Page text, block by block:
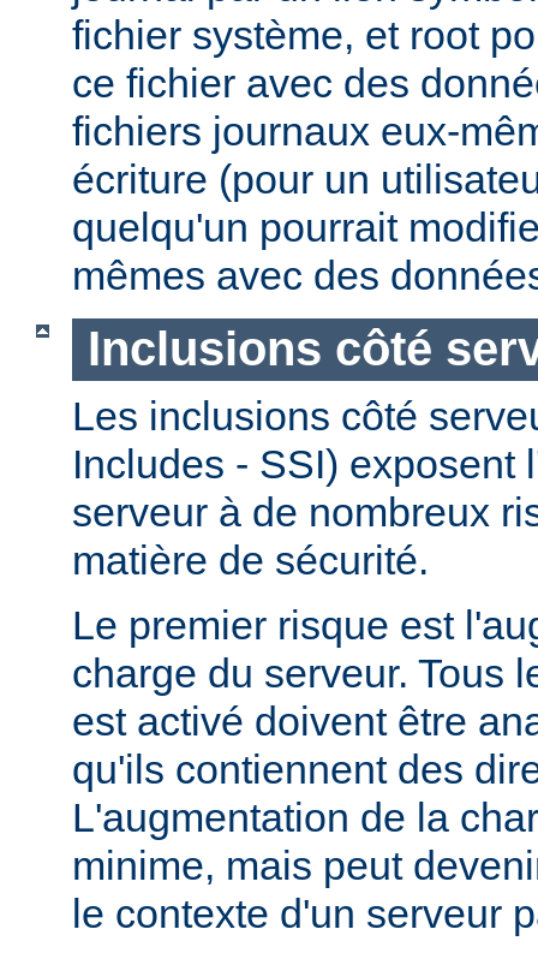
fichier système, et root
ce fichier avec des
fichiers journaux eux-
écriture (pour un
quelqu'un pourrait
mêmes avec des
Inclusions côté
Les inclusions côté
Includes - SSI) exposent
serveur à de nombreux
matière de sécurité.
Le premier risque est
charge du serveur. Tous
est activé doivent être
qu'ils contiennent des
L'augmentation de la
minime, mais peut
le contexte d'un serveur